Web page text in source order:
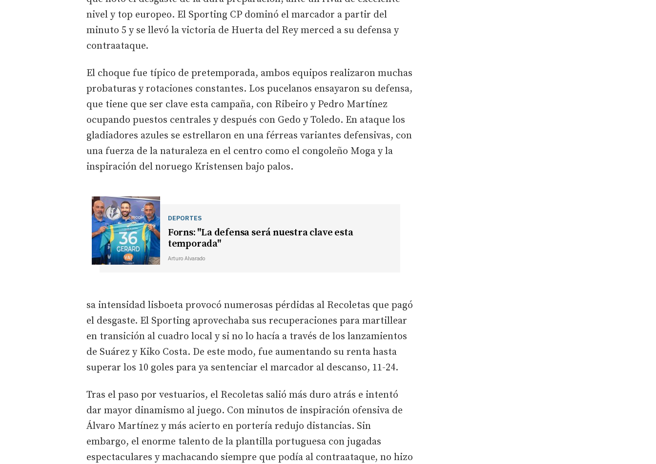
nivel y top europeo. El Sporting CP dominó el marcador a partir del
minuto 5 y se llevó la victoria de Huerta del Rey merced a su defensa y
contraataque.
El choque fue típico de pretemporada, ambos equipos realizaron muchas
probaturas y rotaciones constantes. Los pucelanos ensayaron su defensa,
que tiene que ser clave esta campaña, con Ribeiro y Pedro Martínez
ocupando puestos centrales y después con Gedo y Toledo. En ataque los
gladiadores azules se estrellaron en una férreas variantes defensivas, con
una fuerza de la naturaleza en el centro como el congoleño Moga y la
inspiración del noruego Kristensen bajo palos.
DEPORTES
Forns: "La defensa será nuestra clave esta
temporada"
Arturo Alvarado
sa intensidad lisboeta provocó numerosas pérdidas al Recoletas que pagó
el desgaste. El Sporting aprovechaba sus recuperaciones para martillear
en transición al cuadro local y si no lo hacía a través de los lanzamientos
de Suárez y Kiko Costa. De este modo, fue aumentando su renta hasta
superar los 10 goles para ya sentenciar el marcador al descanso, 11-24.
Tras el paso por vestuarios, el Recoletas salió más duro atrás e intentó
dar mayor dinamismo al juego. Con minutos de inspiración ofensiva de
Álvaro Martínez y más acierto en portería redujo distancias. Sin
embargo, el enorme talento de la plantilla portuguesa con jugadas
espectaculares y machacando siempre que podía al contraataque, no hizo